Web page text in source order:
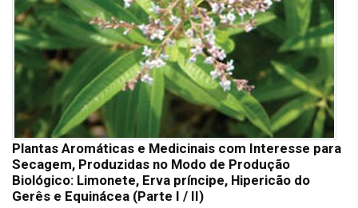
Plantas Aromáticas e Medicinais com Interesse para
Secagem, Produzidas no Modo de Produção
Biológico: Limonete, Erva príncipe, Hipericão do
Gerês e Equinácea (Parte I / II)